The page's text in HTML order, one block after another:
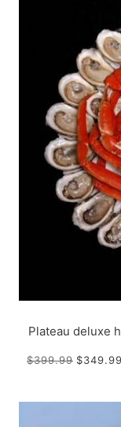
Plateau deluxe
$399.99 $349.99